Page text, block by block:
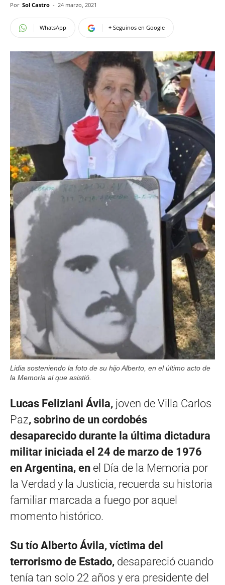
Por Sol Castro - 24 marzo, 2021
WhatsApp + Seguinos en Google
Lidia sosteniendo la foto de su hijo Alberto, en el último acto de
la Memoria al que asistió.
Lucas Feliziani Ávila, joven de Villa Carlos
Paz, sobrino de un cordobés
desaparecido durante la última dictadura
militar iniciada el 24 de marzo de 1976
en Argentina, en el Día de la Memoria por
la Verdad y la Justicia, recuerda su historia
familiar marcada a fuego por aquel
momento histórico.
Su tío Alberto Ávila, víctima del
terrorismo de Estado, desapareció cuando
tenía tan solo 22 años y era presidente del